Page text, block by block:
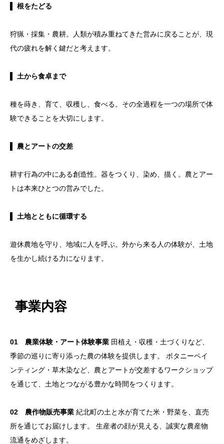
根をたどる
狩猟・採集・農耕。人類が積み重ねてきた営みに戻ることが、現
代の疲れを解く鍵だと考えます。
土から食卓まで
種を蒔き、育て、収穫し、食べる。その全過程を一つの場所で体
験できることを大切にします。
農とアートの交差
耕す行為の中にある創造性。器をつくり、染め、描く。農とアー
トは本来ひとつの営みでした。
土地とともに循環する
遊休農地を守り、地域に人を呼ぶ。外から来る人の体験が、土地
を生かし続ける力になります。
事業内容
01 農業体験・アート体験事業 田植え・収穫・土づくりなど、
季節の巡りに寄り添った農の体験を提供します。 ボタニーペイ
ンティング・草木染など、農とアートが交差するワークショップ
を通じて、土地とつながる豊かな時間をつくります。
02 農作物販売事業 紀北町の土と水が育てた米・野菜を、直売
所を通じてお届けします。 生産者の顔が見える、誠実な農産物
流通をめざします。